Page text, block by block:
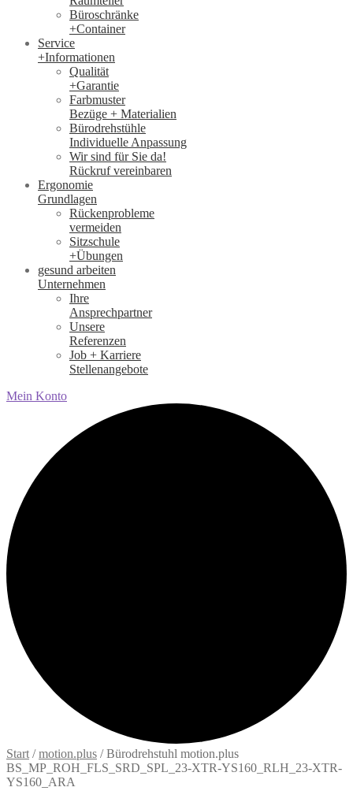
Büroschränke
+Container
Service
+Informationen
Qualität
+Garantie
Farbmuster
Bezüge + Materialien
Bürodrehstühle
Individuelle Anpassung
Wir sind für Sie da!
Rückruf vereinbaren
Ergonomie
Grundlagen
Rückenprobleme
vermeiden
Sitzschule
+Übungen
gesund arbeiten
Unternehmen
Ihre
Ansprechpartner
Unsere
Referenzen
Job + Karriere
Stellenangebote
Mein Konto
Start /motion.plus /Bürodrehstuhl motion.plus
BS_MP_ROH_FLS_SRD_SPL_23-XTR-YS160_RLH_23-XTR-
YS160_ARA